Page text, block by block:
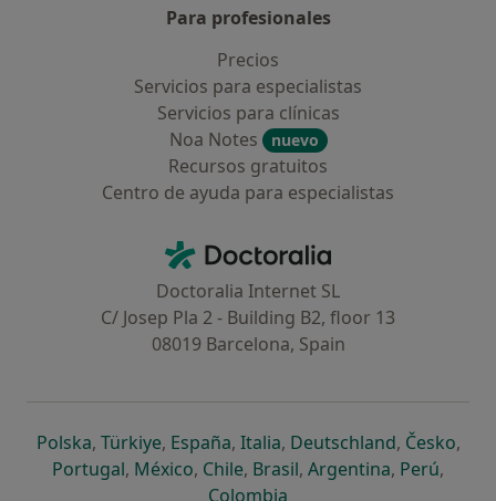
Para profesionales
Precios
Servicios para especialistas
Servicios para clínicas
Noa Notes
nuevo
Recursos gratuitos
Centro de ayuda para especialistas
Doctoralia - Página de inicio
Doctoralia Internet SL
C/ Josep Pla 2 - Building B2, floor 13
08019 Barcelona, Spain
Polskase abre en una nueva pestaña
, Türkiyese abre en una nueva pestaña
, Españase abre en una nueva pestaña
, Italiase abre en una nueva
, Deutschlandse abre en
, Českose
,
Portugalse abre en una nueva pestaña
, Méxicose abre en una nueva pestaña
, Chilese abre en una nueva pestaña
, Brasilse abre en una nueva
, Argentinase abre en
, Perúse
,
Colombia